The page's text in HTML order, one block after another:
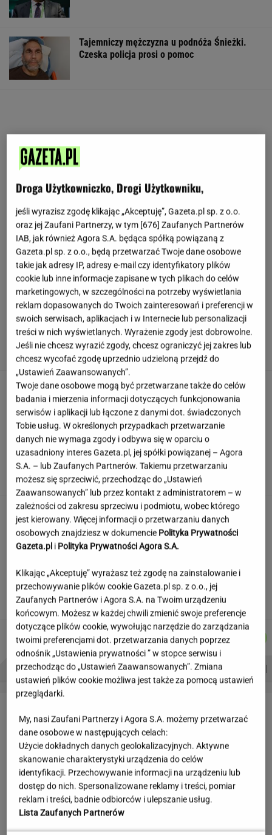
Tajemniczy mężczyzna u podnóża Śnieżki.
Czeska policja prosi o pomoc
Ambasada wydała pilny apel. Kierowcy wciąż
wpadają w tę samą pułapkę
Rozjuszony Olbrychski napisał list do Tuska.
"To jest naplucie mi w twarz"
Wybraliśmy kadry z 15 polskich filmów.
Rozpoznasz tytuły tych produkcji?
Hygge na talerzu. Dlaczego skandynawska
kuchnia podbija świat?
MATERIAŁ PROMOCYJNY
Jeden wakacyjny nawyk może mieć
nieprzyjemne konsekwencje. Też tak robisz?
MATERIAŁ PROMOCYJNY
Autorzy:
ŁUKASZ
JACHIMIAK
MICHAŁ
TRELA
MACIEK
KUCHARCZYK
KORYCKA
PROBLEMY POLSKICH SIATKARZY ZNAK Z '30' WISŁAWA SZYMBORSKA
Czyszczenie magazynów
W WITTCHEN ruszyła wielka
Droga Użytkowniczko, Drogi Użytkowniku,
jeśli wyrazisz zgodę klikając „Akceptuję”, Gazeta.pl sp. z o.o.
oraz jej Zaufani Partnerzy, w tym [676] Zaufanych Partnerów
IAB, jak również Agora S.A. będąca spółką powiązaną z
Gazeta.pl sp. z o.o., będą przetwarzać Twoje dane osobowe
takie jak adresy IP, adresy e-mail czy identyfikatory plików
cookie lub inne informacje zapisane w tych plikach do celów
marketingowych, w szczególności na potrzeby wyświetlania
reklam dopasowanych do Twoich zainteresowań i preferencji w
swoich serwisach, aplikacjach i w Internecie lub personalizacji
treści w nich wyświetlanych. Wyrażenie zgody jest dobrowolne.
Jeśli nie chcesz wyrazić zgody, chcesz ograniczyć jej zakres lub
chcesz wycofać zgodę uprzednio udzieloną przejdź do
„Ustawień Zaawansowanych”.
Twoje dane osobowe mogą być przetwarzane także do celów
badania i mierzenia informacji dotyczących funkcjonowania
serwisów i aplikacji lub łączone z danymi dot. świadczonych
Tobie usług. W określonych przypadkach przetwarzanie
danych nie wymaga zgody i odbywa się w oparciu o
uzasadniony interes Gazeta.pl, jej spółki powiązanej – Agora
S.A. – lub Zaufanych Partnerów. Takiemu przetwarzaniu
możesz się sprzeciwić, przechodząc do „Ustawień
Zaawansowanych” lub przez kontakt z administratorem – w
zależności od zakresu sprzeciwu i podmiotu, wobec którego
jest kierowany. Więcej informacji o przetwarzaniu danych
osobowych znajdziesz w dokumencie Polityka Prywatności
Gazeta.pl i Polityka Prywatności Agora S.A.
Klikając „Akceptuję” wyrażasz też zgodę na zainstalowanie i
przechowywanie plików cookie Gazeta.pl sp. z o.o., jej
Zaufanych Partnerów i Agora S.A. na Twoim urządzeniu
końcowym. Możesz w każdej chwili zmienić swoje preferencje
dotyczące plików cookie, wywołując narzędzie do zarządzania
twoimi preferencjami dot. przetwarzania danych poprzez
odnośnik „Ustawienia prywatności ” w stopce serwisu i
przechodząc do „Ustawień Zaawansowanych”. Zmiana
ustawień plików cookie możliwa jest także za pomocą ustawień
przeglądarki.
My, nasi Zaufani Partnerzy i Agora S.A. możemy przetwarzać
dane osobowe w następujących celach:
Użycie dokładnych danych geolokalizacyjnych. Aktywne
skanowanie charakterystyki urządzenia do celów
identyfikacji. Przechowywanie informacji na urządzeniu lub
dostęp do nich. Spersonalizowane reklamy i treści, pomiar
reklam i treści, badnie odbiorców i ulepszanie usług.
Lista Zaufanych Partnerów